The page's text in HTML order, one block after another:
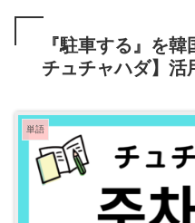
『駐車する』を
チュチャハダ】活
単語